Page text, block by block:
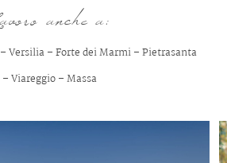
anche a:
–Versilia–Forte dei Marmi–Pietrasanta
–Viareggio–Massa